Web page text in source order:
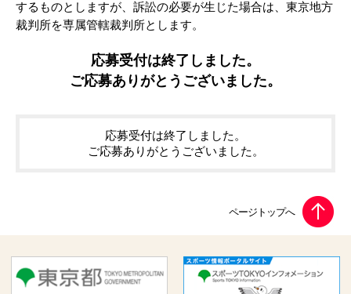
するものとしますが、訴訟の必要が生じた場合は、東京地方
裁判所を専属管轄裁判所とします。
応募受付は終了しました。
ご応募ありがとうございました。
応募受付は終了しました。
ご応募ありがとうございました。